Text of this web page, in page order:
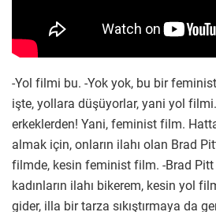
-Yol filmi bu. -Yok yok, bu bir
işte, yollara düşüyorlar, yani yol
erkeklerden! Yani, feminist film.
almak için, onların ilahı olan Brad
filmde, kesin feminist film. -Brad Pitt
kadınların ilahı bikerem, kesin yol
gider, illa bir tarza sıkıştırmaya da